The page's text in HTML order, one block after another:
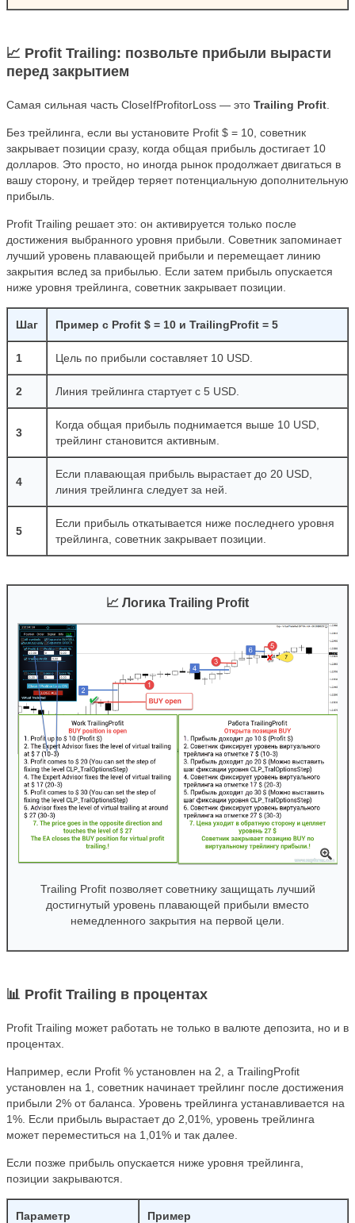
📈 Profit Trailing: позвольте прибыли вырасти
перед закрытием
Самая сильная часть CloseIfProfitorLoss — это Trailing Profit
Без трейлинга, если вы установите Profit $ = 10, советник
закрывает позиции сразу, когда общая прибыль достигает 10
долларов. Это просто, но иногда рынок продолжает двигаться в
вашу сторону, и трейдер теряет потенциальную дополнительную
прибыль.
Profit Trailing решает это: он активируется только после
достижения выбранного уровня прибыли. Советник запоминает
лучший уровень плавающей прибыли и перемещает линию
закрытия вслед за прибылью. Если затем прибыль опускается
ниже уровня трейлинга, советник закрывает позиции.
Шаг Пример с Profit $ = 10 и TrailingProfit = 5
1 Цель по прибыли составляет 10 USD.
2 Линия трейлинга стартует с 5 USD.
3
Когда общая прибыль поднимается выше 10 USD,
трейлинг становится активным.
4
Если плавающая прибыль вырастает до 20 USD,
линия трейлинга следует за ней.
5
Если прибыль откатывается ниже последнего уровня
трейлинга, советник закрывает позиции.
📈 Логика Trailing Profit
Trailing Profit позволяет советнику защищать лучший
достигнутый уровень плавающей прибыли вместо
немедленного закрытия на первой цели.
📊 Profit Trailing в процентах
Profit Trailing может работать не только в валюте депозита, но и в
процентах.
Например, если Profit % установлен на 2, а TrailingProfit
установлен на 1, советник начинает трейлинг после достижения
прибыли 2% от баланса. Уровень трейлинга устанавливается на
1%. Если прибыль вырастает до 2,01%, уровень трейлинга
может переместиться на 1,01% и так далее.
Если позже прибыль опускается ниже уровня трейлинга,
позиции закрываются.
Параметр Пример